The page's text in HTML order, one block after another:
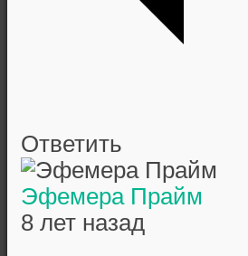
Ответить
Эфемера Прайм
8 лет назад